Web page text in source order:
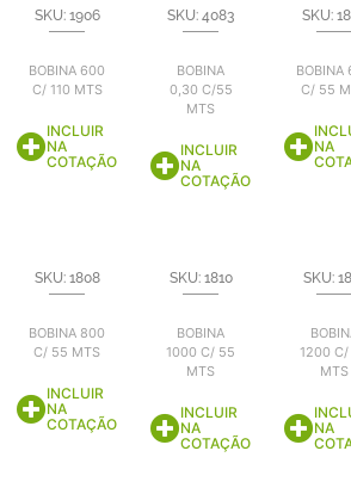
SKU: 1906
BOBINA 600
C/ 110 MTS
INCLUIR
NA
COTAÇÃO
SKU: 4083
BOBINA
0,30 C/55
MTS
INCLUIR
NA
COTAÇÃO
SKU:
BOBINA
C/ 55
NA
SKU: 1808
BOBINA 800
C/ 55 MTS
INCLUIR
NA
COTAÇÃO
SKU: 1810
BOBINA
1000 C/ 55
MTS
INCLUIR
NA
COTAÇÃO
SKU:
1200
MTS
NA